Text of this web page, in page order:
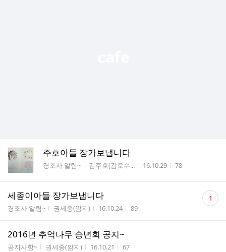
주호아들 장가보냅니다
게시판명
경조사 알림~ 작성자
김주호(감로수... 작성시간
16.10.29 조회수
78
세종이아들 장가보냅니다
게시판명
경조사 알림~ 작성자
권세종(깜지) 작성시간
16.10.24 조회수
89
댓
글 1
2016년 추억나무 송년회 공지~
게시판명
공지사항~ 작성자
권세종(깜지) 작성시간
16.10.21 조회수
67